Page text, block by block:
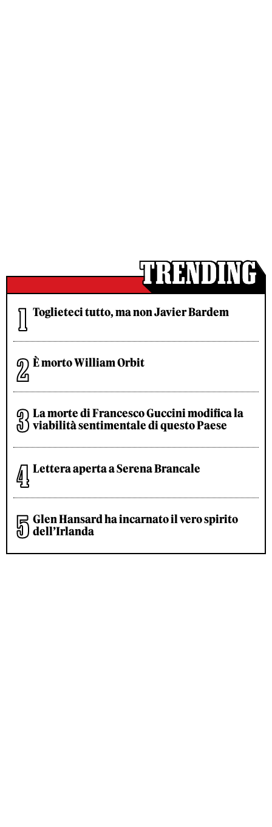
Toglieteci tutto, ma non Javier Bardem
È morto William Orbit
La morte di Francesco Guccini modifica la
viabilità sentimentale di questo Paese
Lettera aperta a Serena Brancale
Glen Hansard ha incarnato il vero spirito
dell’Irlanda